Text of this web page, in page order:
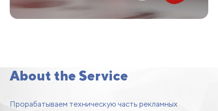
About the Service
Прорабатываем техническую часть рекламных